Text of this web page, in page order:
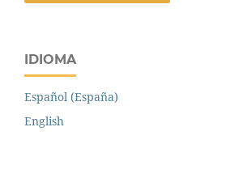
IDIOMA
Español (España)
English